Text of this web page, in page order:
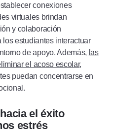
conexiones
virtuales brindan
y colaboración
los estudiantes interactuar
de apoyo. Además, las
el acoso escolar,
puedan concentrarse en
el éxito
estrés